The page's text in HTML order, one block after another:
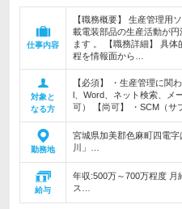
仕事内容
【職務概要】 生産管理用
載電装部品の生産活動が
ます 。 【職務詳細】 具
程を情報面から…
対象と
なる方
【必須】 ・生産管理に関
l、Word、ネット検索、メ
可） 【尚可】 ・SCM（サ
勤務地
宮城県加美郡色麻町四電
川」…
給与
年収:500万～700万程度 月
ス…